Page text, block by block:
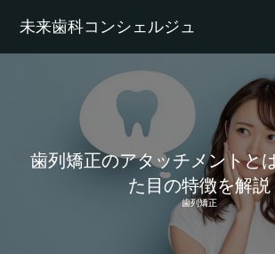
未来歯科コンシェルジュ
歯列矯正のアタッチメントと
た目の特徴を解説
歯列矯正